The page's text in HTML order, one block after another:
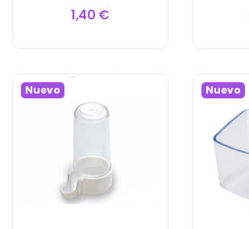
1,40 €
Nuevo Nuevo